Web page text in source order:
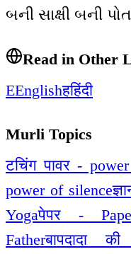
બની સાક્ષી બની
Read in Other
EEnglishहहिंदी
Murli Topics
टचिंग पावर -
power of silence
Yogaपेपर -
Fatherबापदादा